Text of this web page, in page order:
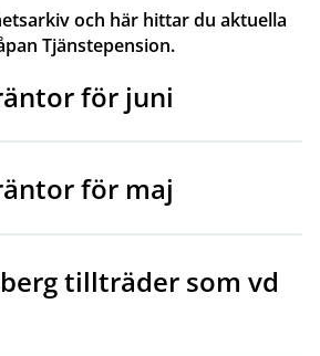
och här hittar du aktuella
Tjänstepension.
för juni
för maj
tillträder som vd